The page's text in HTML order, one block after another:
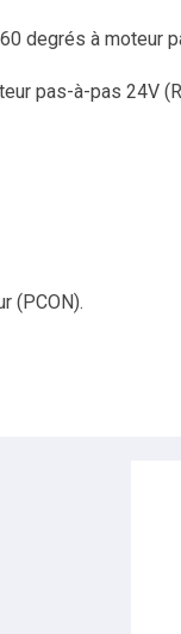
degrés à moteur
pas-à-pas 24V
(PCON).